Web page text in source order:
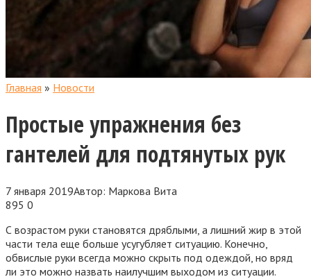
Главная » Новости
Простые упражнения без
гантелей для подтянутых рук
7 января 2019Автор: Маркова Вита
895 0
С возрастом руки становятся дряблыми, а лишний жир в этой
части тела еще больше усугубляет ситуацию. Конечно,
обвислые руки всегда можно скрыть под одеждой, но вряд
ли это можно назвать наилучшим выходом из ситуации.